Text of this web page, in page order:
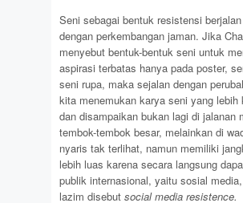
Seni sebagai bentuk resistensi
dengan perkembangan jaman. Jika
menyebut bentuk-bentuk seni untuk
aspirasi terbatas hanya pada poster,
seni rupa, maka sejalan dengan
kita menemukan karya seni yang lebih
dan disampaikan bukan lagi di jalanan
tembok-tembok besar, melainkan di
nyaris tak terlihat, namun memiliki
lebih luas karena secara langsung
publik internasional, yaitu sosial
lazim disebut social media resistence.